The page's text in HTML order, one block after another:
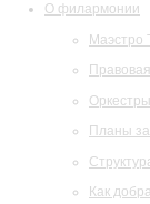
О филармонии
Маэстро
Оркестры
Планы
Как